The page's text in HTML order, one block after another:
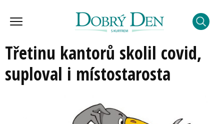
Třetinu kantorů skolil covid,
suploval i místostarosta